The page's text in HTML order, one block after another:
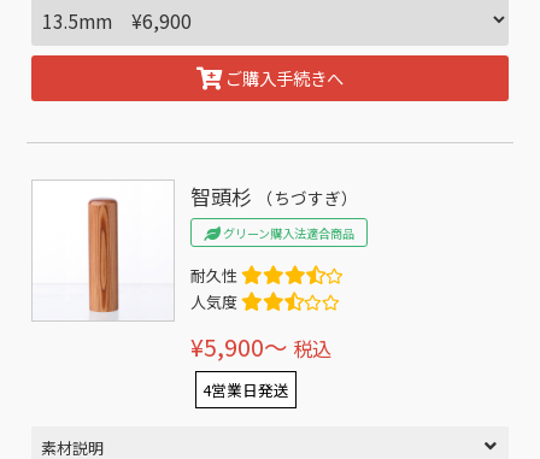
ご購入手続きへ
智頭杉 （ちづすぎ）
グリーン購入法適合商品
耐久性
人気度
¥5,900〜 税込
4営業日発送
素材説明